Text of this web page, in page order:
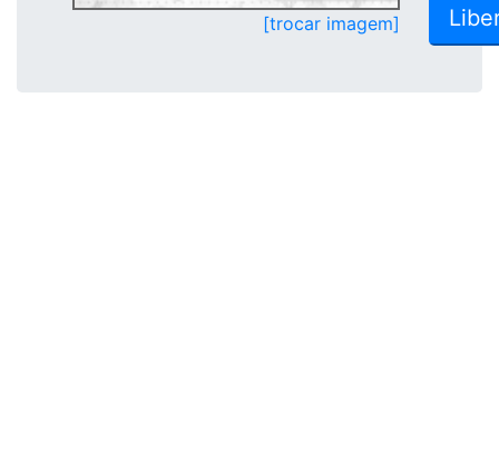
[trocar imagem]